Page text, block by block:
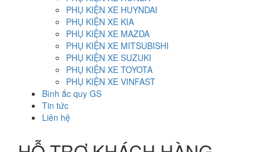
PHỤ KIỆN XE HUYNDAI
PHỤ KIỆN XE KIA
PHỤ KIỆN XE MAZDA
PHỤ KIỆN XE MITSUBISHI
PHỤ KIỆN XE SUZUKI
PHỤ KIỆN XE TOYOTA
PHỤ KIỆN XE VINFAST
Bình ắc quy GS
Tin tức
Liên hệ